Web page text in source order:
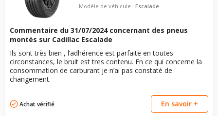
Modèle de véhicule :Escalade
Commentaire du 31/07/2024concernant des pneus
montés sur Cadillac Escalade
Ils sont très bien , l’adhérence est parfaite en toutes
circonstances, le bruit est tres contenu. En ce qui concerne la
consommation de carburant je n’ai pas constaté de
changement.
Achat vérifié En savoir +